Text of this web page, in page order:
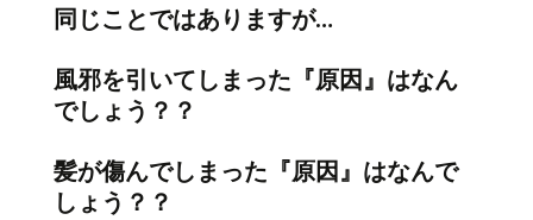
同じことではありますが…
風邪を引いてしまった『原因』はなん
でしょう？？
髪が傷んでしまった『原因』はなんで
しょう？？